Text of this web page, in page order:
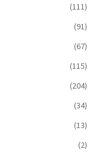
(111)
(91)
(67)
(115)
(204)
(34)
(13)
(2)